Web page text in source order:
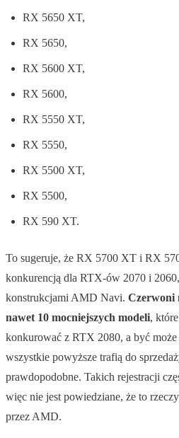
RX 5650 XT,
RX 5650,
RX 5600 XT,
RX 5600,
RX 5550 XT,
RX 5550,
RX 5500 XT,
RX 5500,
RX 590 XT.
To sugeruje, że RX 5700 XT i RX
konkurencją dla RTX-ów 2070 i
konstrukcjami AMD Navi. Czerwoni
nawet 10 mocniejszych modeli,
konkurować z RTX 2080, a być
wszystkie powyższe trafią do
prawdopodobne. Takich rejestracji
więc nie jest powiedziane, że to
przez AMD.